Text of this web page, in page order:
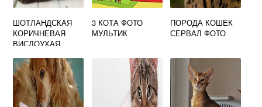
ШОТЛАНДСКАЯ
КОРИЧНЕВАЯ
ВИСЛОУХАЯ
3 КОТА ФОТО
МУЛЬТИК
ПОРОДА КОШЕК
СЕРВАЛ ФОТО